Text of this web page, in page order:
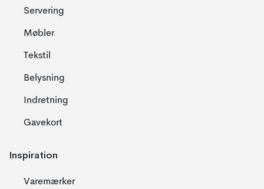
Servering
Møbler
Tekstil
Belysning
Indretning
Gavekort
Inspiration
Varemærker